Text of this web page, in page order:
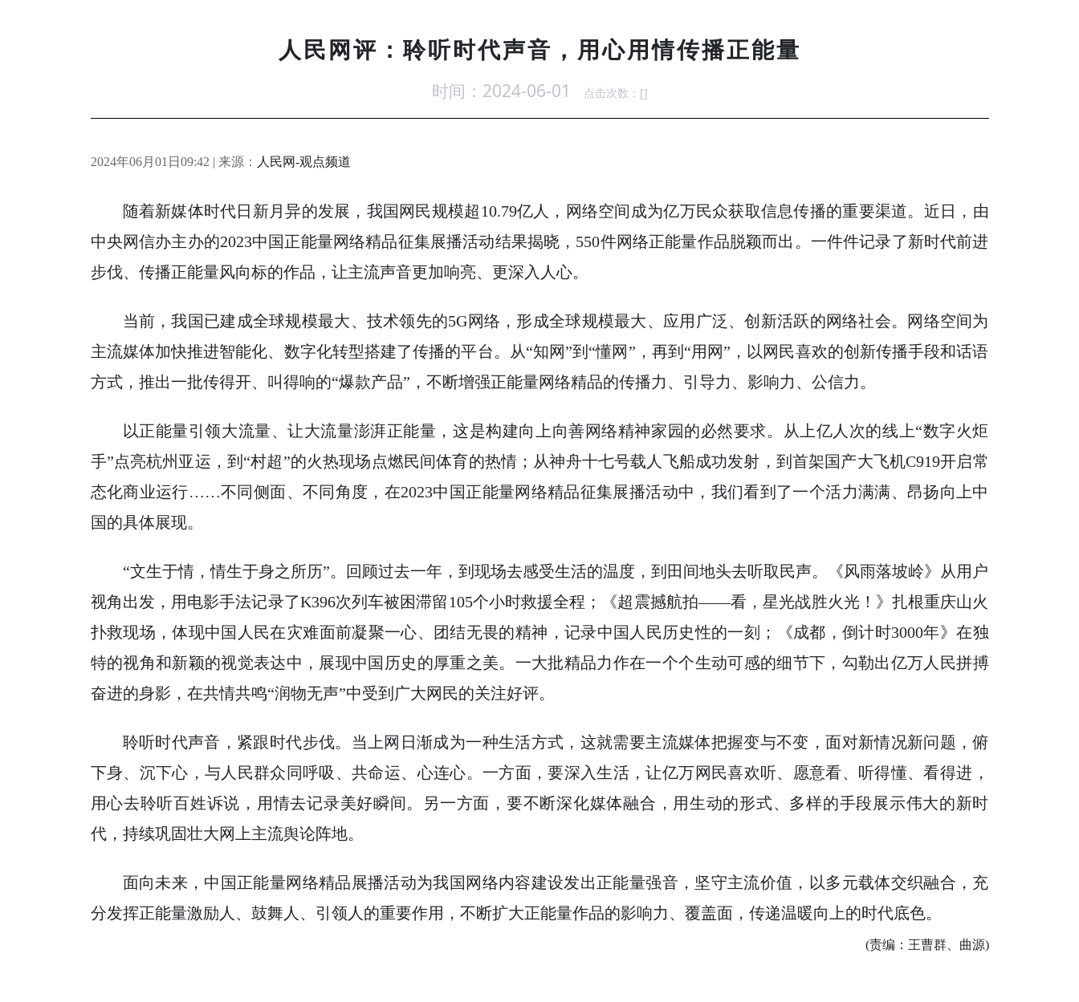
人民网评：聆听时代声音，用心用情传播正能量
时间：2024-06-01 点击次数：[]
2024年06月01日09:42 | 来源： 人民网-观点频道
随着新媒体时代日新月异的发展，我国网民规模超10.79亿人，网络空间成为亿万民众获取信息传播的重要渠道。近日，由
中央网信办主办的2023中国正能量网络精品征集展播活动结果揭晓，550件网络正能量作品脱颖而出。一件件记录了新时代前进
步伐、传播正能量风向标的作品，让主流声音更加响亮、更深入人心。
当前，我国已建成全球规模最大、技术领先的5G网络，形成全球规模最大、应用广泛、创新活跃的网络社会。网络空间为
主流媒体加快推进智能化、数字化转型搭建了传播的平台。从“知网”到“懂网”，再到“用网”，以网民喜欢的创新传播手段和话语
方式，推出一批传得开、叫得响的“爆款产品”，不断增强正能量网络精品的传播力、引导力、影响力、公信力。
以正能量引领大流量、让大流量澎湃正能量，这是构建向上向善网络精神家园的必然要求。从上亿人次的线上“数字火炬
手”点亮杭州亚运，到“村超”的火热现场点燃民间体育的热情；从神舟十七号载人飞船成功发射，到首架国产大飞机C919开启常
态化商业运行……不同侧面、不同角度，在2023中国正能量网络精品征集展播活动中，我们看到了一个活力满满、昂扬向上中
国的具体展现。
“文生于情，情生于身之所历”。回顾过去一年，到现场去感受生活的温度，到田间地头去听取民声。《风雨落坡岭》从用户
视角出发，用电影手法记录了K396次列车被困滞留105个小时救援全程；《超震撼航拍——看，星光战胜火光！》扎根重庆山火
扑救现场，体现中国人民在灾难面前凝聚一心、团结无畏的精神，记录中国人民历史性的一刻；《成都，倒计时3000年》在独
特的视角和新颖的视觉表达中，展现中国历史的厚重之美。一大批精品力作在一个个生动可感的细节下，勾勒出亿万人民拼搏
奋进的身影，在共情共鸣“润物无声”中受到广大网民的关注好评。
聆听时代声音，紧跟时代步伐。当上网日渐成为一种生活方式，这就需要主流媒体把握变与不变，面对新情况新问题，俯
下身、沉下心，与人民群众同呼吸、共命运、心连心。一方面，要深入生活，让亿万网民喜欢听、愿意看、听得懂、看得进，
用心去聆听百姓诉说，用情去记录美好瞬间。另一方面，要不断深化媒体融合，用生动的形式、多样的手段展示伟大的新时
代，持续巩固壮大网上主流舆论阵地。
面向未来，中国正能量网络精品展播活动为我国网络内容建设发出正能量强音，坚守主流价值，以多元载体交织融合，充
分发挥正能量激励人、鼓舞人、引领人的重要作用，不断扩大正能量作品的影响力、覆盖面，传递温暖向上的时代底色。
(责编：王曹群、曲源)